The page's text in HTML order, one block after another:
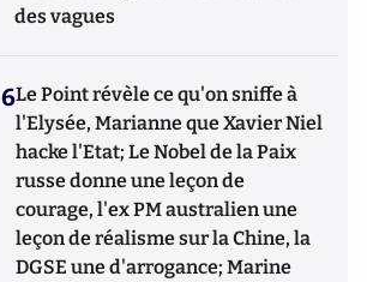
des vagues
6Le Point révèle ce qu'on sniffe à
l'Elysée, Marianne que Xavier Niel
hacke l'Etat; Le Nobel de la Paix
russe donne une leçon de
courage, l'ex PM australien une
leçon de réalisme sur la Chine, la
DGSE une d'arrogance; Marine